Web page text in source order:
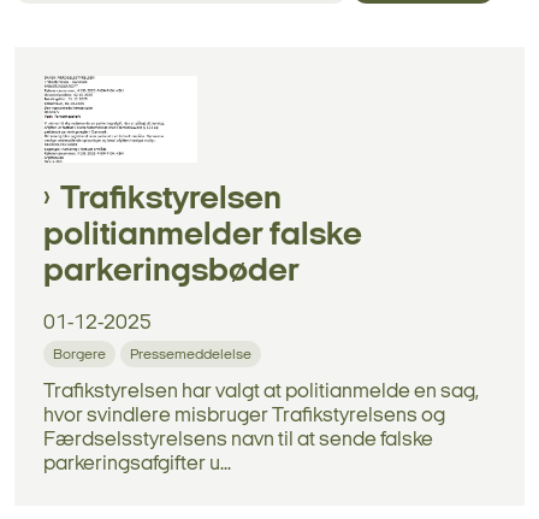
Trafikstyrelsen
politianmelder falske
parkeringsbøder
01-12-2025
Borgere Pressemeddelelse
Trafikstyrelsen har valgt at politianmelde en sag,
hvor svindlere misbruger Trafikstyrelsens og
Færdselsstyrelsens navn til at sende falske
parkeringsafgifter u...